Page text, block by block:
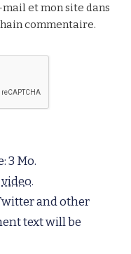
et mon site dans
commentaire.
3 Mo.
video.
and other
text will be